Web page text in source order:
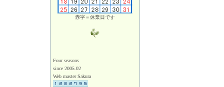
赤字＝休業日です
Four seasons
since 2005.02
Web master Sakura